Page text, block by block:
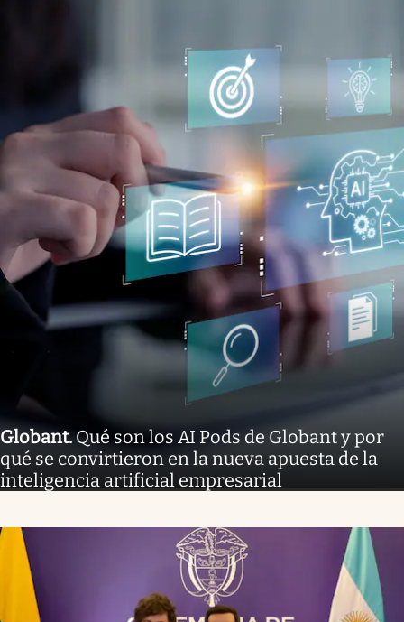
Globant.Qué son los AI Pods de Globant y por
qué se convirtieron en la nueva apuesta de la
inteligencia artificial empresarial